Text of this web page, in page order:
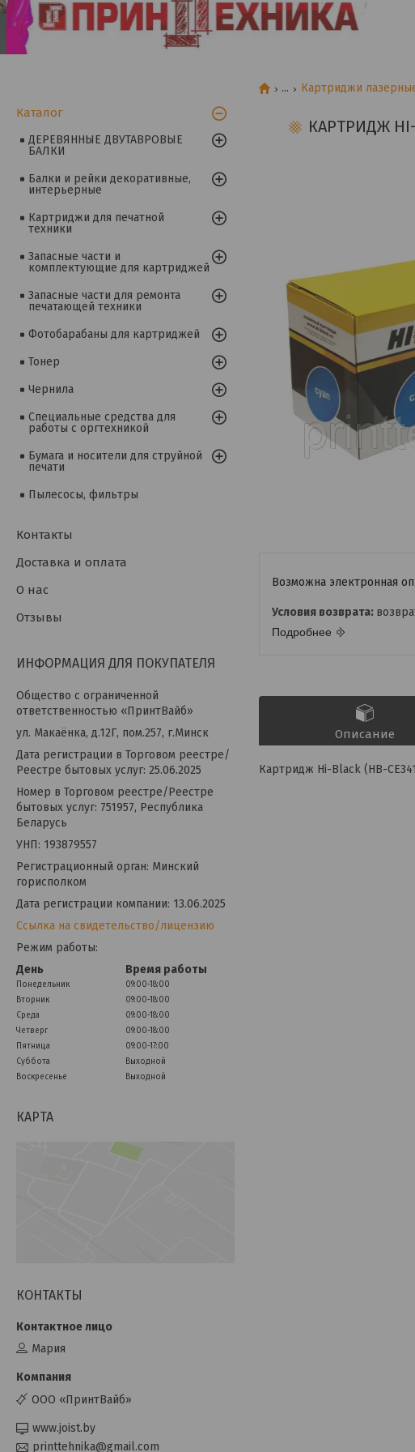
... Картриджи
КАРТРИДЖ HI-
Подробнее
Описание
Картридж Hi-Black (HB-
Каталог
ДЕРЕВЯННЫЕ ДВУТАВРОВЫЕ
БАЛКИ
Балки и рейки декоративные,
интерьерные
Картриджи для печатной
техники
Запасные части и
комплектующие для картриджей
Запасные части для ремонта
печатающей техники
Фотобарабаны для картриджей
Тонер
Чернила
Специальные средства для
работы с оргтехникой
Бумага и носители для струйной
печати
Пылесосы, фильтры
Контакты
Доставка и оплата
О нас
Отзывы
ИНФОРМАЦИЯ ДЛЯ ПОКУПАТЕЛЯ
Общество с ограниченной
ответственностью «ПринтВайб»
ул. Макаёнка, д.12Г, пом.257, г.Минск
Дата регистрации в Торговом реестре/
Реестре бытовых услуг: 25.06.2025
Номер в Торговом реестре/Реестре
бытовых услуг: 751957, Республика
Беларусь
УНП: 193879557
Регистрационный орган: Минский
горисполком
Дата регистрации компании: 13.06.2025
Ссылка на свидетельство/лицензию
Режим работы:
День
Время работы
Понедельник
09:00-18:00
Вторник
09:00-18:00
Среда
09:00-18:00
Четверг
09:00-18:00
Пятница
09:00-17:00
Суббота
Выходной
Воскресенье
Выходной
КАРТА
КОНТАКТЫ
Мария
ООО «ПринтВайб»
www.joist.by
printtehnika@gmail.com